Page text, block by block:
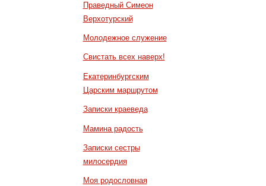
Праведный Симеон
Верхотурский
Молодежное служение
Свистать всех наверх!
Екатеринбургским
Царским маршрутом
Записки краеведа
Мамина радость
Записки сестры
милосердия
Моя родословная